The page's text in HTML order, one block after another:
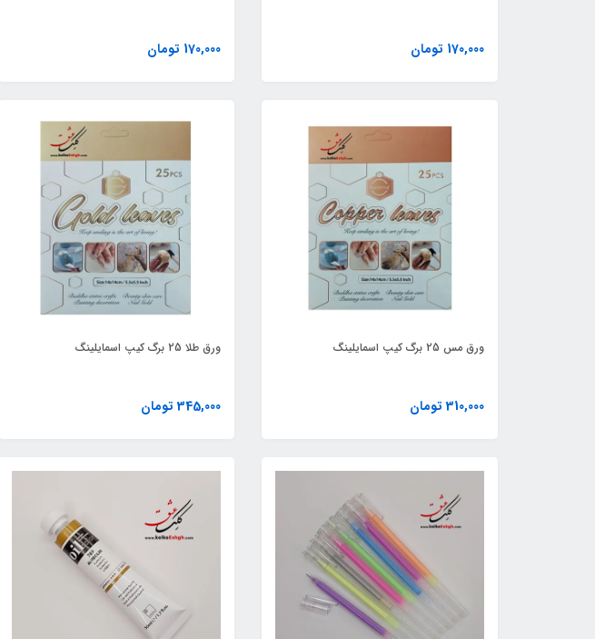
170,000 تومان 170,000 تومان
ورق مس 25 برگ کیپ اسمایلینگ
310,000 تومان
ورق طلا 25 برگ کیپ اسمایلینگ
345,000 تومان